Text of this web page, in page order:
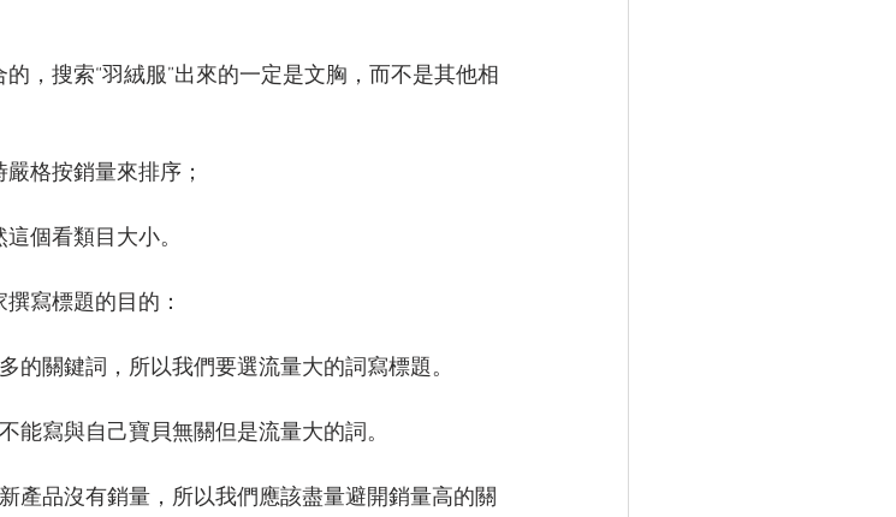
，搜索“羽絨服”出來的一定是文胸，而不是其他相
格按銷量來排序；
個看類目大小。
寫標題的目的：
的關鍵詞，所以我們要選流量大的詞寫標題。
能寫與自己寶貝無關但是流量大的詞。
產品沒有銷量，所以我們應該盡量避開銷量高的關